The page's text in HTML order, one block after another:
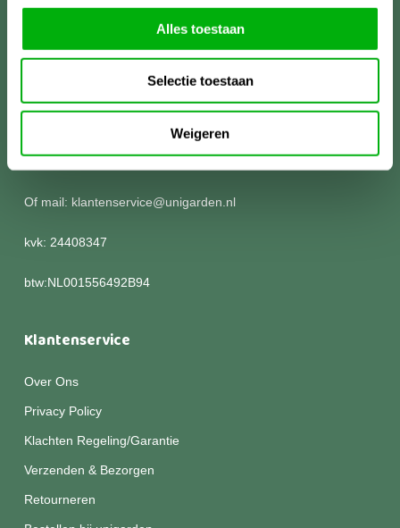
Alles toestaan
Selectie toestaan
Weigeren
Meer informatie?
Unigarden
2153PH Nieuw-Vennep
Kom langs of bel voor meer informatie:
Of mail: klantenservice@unigarden.nl
kvk: 24408347
btw:NL001556492B94
Klantenservice
Over Ons
Privacy Policy
Klachten Regeling/Garantie
Verzenden & Bezorgen
Retourneren